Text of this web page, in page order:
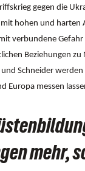
gegen die
hohen und harten
verbundene
Beziehungen
Schneider
Europa messen
mehr,